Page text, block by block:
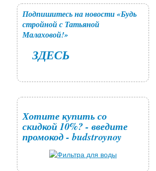
Подпишитесь на новости «Будь
стройной с Татьяной
Малаховой!»
ЗДЕСЬ
Хотите купить со
скидкой 10%? - введите
промокод - budstroynoy